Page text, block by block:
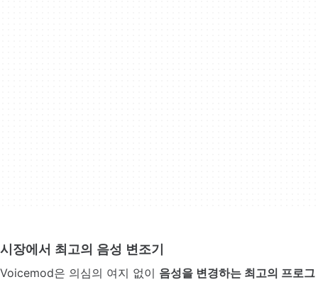
시장에서 최고의 음성 변조기
Voicemod은 의심의 여지 없이 음성을 변경하는 최고의 프로그